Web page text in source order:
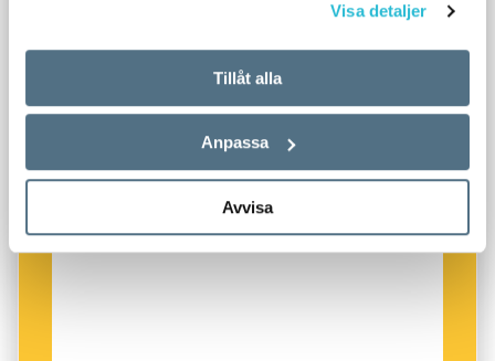
Visa detaljer
Tillåt alla
Anpassa
Avvisa